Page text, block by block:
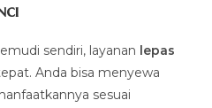
sendiri, layanan lepas
Anda bisa menyewa
sesuai